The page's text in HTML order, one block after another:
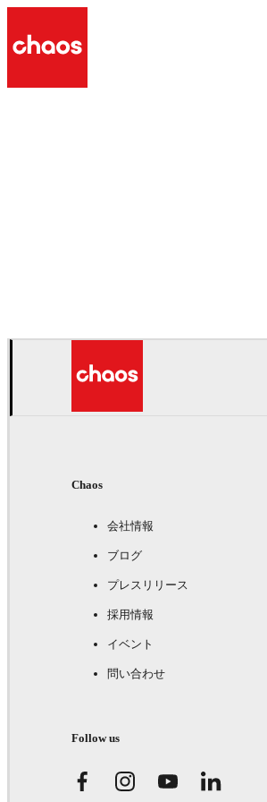
Chaos
会社情報
ブログ
プレスリリース
採用情報
イベント
問い合わせ
Follow us